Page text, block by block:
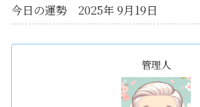
今日の運勢 2025年 9月19日
管理人